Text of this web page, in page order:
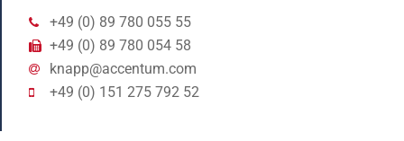
+49 (0) 89 780 055 55
+49 (0) 89 780 054 58
knapp@accentum.com
+49 (0) 151 275 792 52